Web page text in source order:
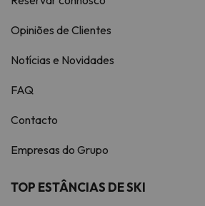
Opiniões de Clientes
Notícias e Novidades
FAQ
Contacto
Empresas do Grupo
TOP ESTÂNCIAS DE SKI